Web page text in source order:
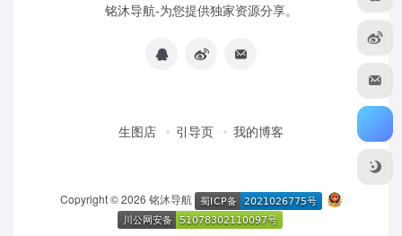
铭沐导航-为您提供独家资源分享。
生图店 引导页 我的博客
Copyright © 2026 铭沐导航